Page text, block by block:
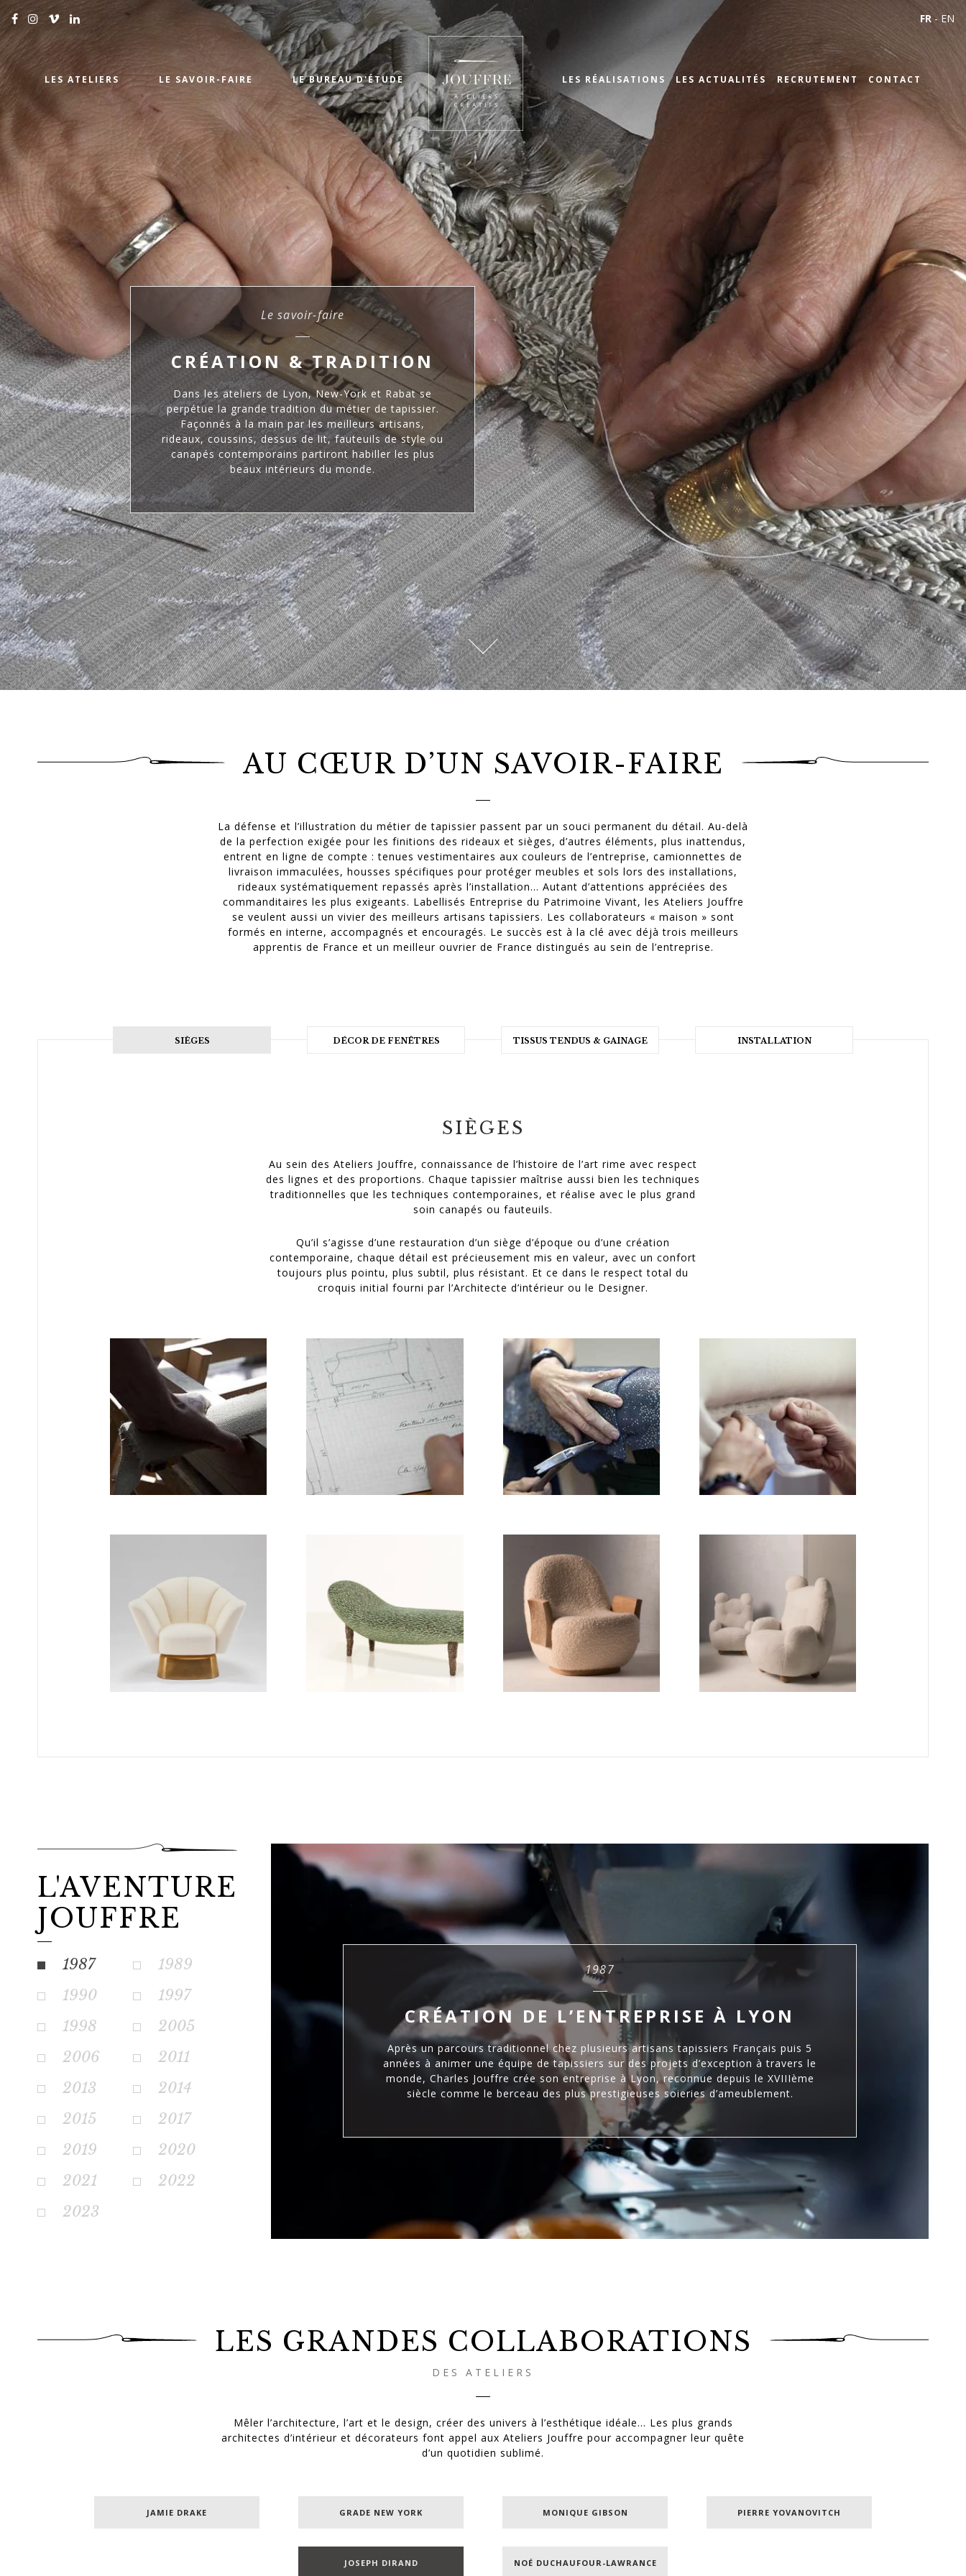
FR - EN
Le savoir-faire
CRÉATION & TRADITION
Dans les ateliers de Lyon, New-York et Rabat se
perpétue la grande tradition du métier de tapissier.
Façonnés à la main par les meilleurs artisans,
rideaux, coussins, dessus de lit, fauteuils de style ou
canapés contemporains partiront habiller les plus
beaux intérieurs du monde.
LES ATELIERS LE SAVOIR-FAIRE LE BUREAU D'ÉTUDE LES RÉALISATIONS LES ACTUALITÉS RECRUTEMENT CONTACT
AU CŒUR D’UN SAVOIR-FAIRE
La défense et l’illustration du métier de tapissier passent par un souci permanent du détail. Au-delà
de la perfection exigée pour les finitions des rideaux et sièges, d’autres éléments, plus inattendus,
entrent en ligne de compte : tenues vestimentaires aux couleurs de l’entreprise, camionnettes de
livraison immaculées, housses spécifiques pour protéger meubles et sols lors des installations,
rideaux systématiquement repassés après l’installation… Autant d’attentions appréciées des
commanditaires les plus exigeants. Labellisés Entreprise du Patrimoine Vivant, les Ateliers Jouffre
se veulent aussi un vivier des meilleurs artisans tapissiers. Les collaborateurs « maison » sont
formés en interne, accompagnés et encouragés. Le succès est à la clé avec déjà trois meilleurs
apprentis de France et un meilleur ouvrier de France distingués au sein de l’entreprise.
SIÈGES DÉCOR DE FENÊTRES TISSUS TENDUS & GAINAGE INSTALLATION
SIÈGES
Au sein des Ateliers Jouffre, connaissance de l’histoire de l’art rime avec respect
des lignes et des proportions. Chaque tapissier maîtrise aussi bien les techniques
traditionnelles que les techniques contemporaines, et réalise avec le plus grand
soin canapés ou fauteuils.
Qu’il s’agisse d’une restauration d’un siège d’époque ou d’une création
contemporaine, chaque détail est précieusement mis en valeur, avec un confort
toujours plus pointu, plus subtil, plus résistant. Et ce dans le respect total du
croquis initial fourni par l’Architecte d’intérieur ou le Designer.
L'AVENTURE
JOUFFRE
1987
1989
1990
1997
1998
2005
2006
2011
2013
2014
2015
2017
2019
2020
2021
2022
2023
1987
CRÉATION DE L’ENTREPRISE À LYON
Après un parcours traditionnel chez plusieurs artisans tapissiers Français puis 5
années à animer une équipe de tapissiers sur des projets d’exception à travers le
monde, Charles Jouffre crée son entreprise à Lyon, reconnue depuis le XVIIIème
siècle comme le berceau des plus prestigieuses soieries d’ameublement.
LES GRANDES COLLABORATIONS
DES ATELIERS
Mêler l’architecture, l’art et le design, créer des univers à l’esthétique idéale... Les plus grands
architectes d’intérieur et décorateurs font appel aux Ateliers Jouffre pour accompagner leur quête
d’un quotidien sublimé.
JAMIE DRAKE GRADE NEW YORK MONIQUE GIBSON PIERRE YOVANOVITCH
JOSEPH DIRAND NOÉ DUCHAUFOUR-LAWRANCE